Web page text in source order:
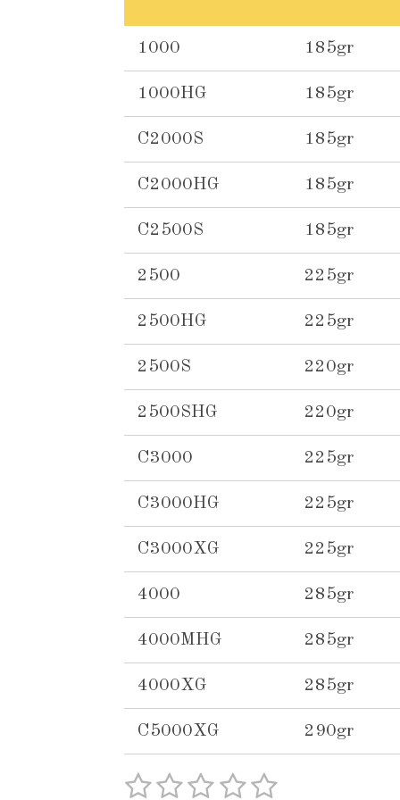
1000 185gr
1000HG 185gr
C2000S 185gr
C2000HG 185gr
C2500S 185gr
2500 225gr
2500HG 225gr
2500S 220gr
2500SHG 220gr
C3000 225gr
C3000HG 225gr
C3000XG 225gr
4000 285gr
4000MHG 285gr
4000XG 285gr
C5000XG 290gr
R
1 2 3 4 5
S